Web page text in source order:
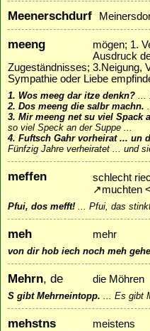
Meenerschdurf
meeng
mögen; 1.
Ausdruck
Zugeständnisses; 3.Neigung,
Sympathie oder Liebe
1. Wos meeg dar itze denkn?
2. Dos meeng die salbr machn.
3. Mir meeng net su viel Spack
so viel Speck an der Suppe ...
4. Fuftsch Gahr vorheirat ... un
Fünfzig Jahre verheiratet ... und
meffen schlecht
↗muchten
Pfui, dos mefft! Pfui, das
meh mehr
von dir hob iech noch meh
Mehrn, de die Möhren
S gibt Mehrneintopp. Es gibt
mehstns meistens